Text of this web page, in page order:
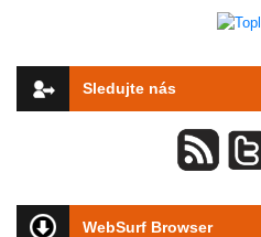
Sledujte nás
WebSurf Browser